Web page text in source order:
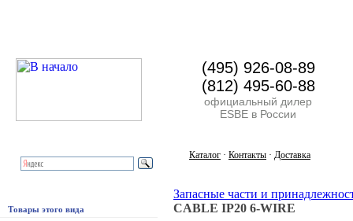
(495) 926-08-89
(812) 495-60-88
официальный дилер
ESBE в России
Каталог · Контакты · Доставка
Товары этого вида
Запасные части и
CABLE IP20 6-WIRE